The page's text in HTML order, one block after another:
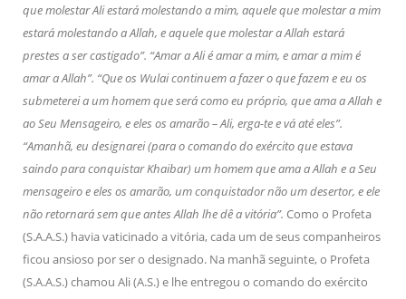
que molestar Ali estará molestando a mim, aquele que molestar a mim
estará molestando a Allah, e aquele que molestar a Allah estará
prestes a ser castigado”. “Amar a Ali é amar a mim, e amar a mim é
amar a Allah”. “Que os Wulai continuem a fazer o que fazem e eu os
submeterei a um homem que será como eu próprio, que ama a Allah e
ao Seu Mensageiro, e eles os amarão – Ali, erga-te e vá até eles”.
“Amanhã, eu designarei (para o comando do exército que estava
saindo para conquistar Khaibar) um homem que ama a Allah e a Seu
mensageiro e eles os amarão, um conquistador não um desertor, e ele
não retornará sem que antes Allah lhe dê a vitória”. Como o Profeta
(S.A.A.S.) havia vaticinado a vitória, cada um de seus companheiros
ficou ansioso por ser o designado. Na manhã seguinte, o Profeta
(S.A.A.S.) chamou Ali (A.S.) e lhe entregou o comando do exército